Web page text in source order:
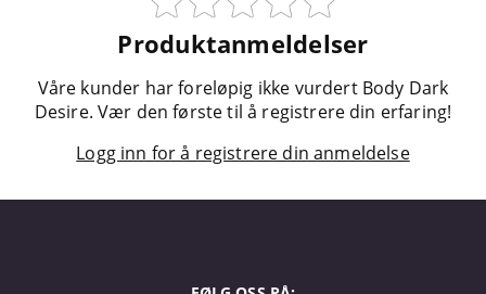
Produktanmeldelser
Våre kunder har foreløpig ikke vurdert Body Dark
Desire. Vær den første til å registrere din erfaring!
Logg inn for å registrere din anmeldelse